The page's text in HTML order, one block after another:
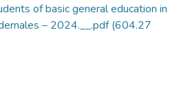
of basic general education in
– 2024.__.pdf(604.27